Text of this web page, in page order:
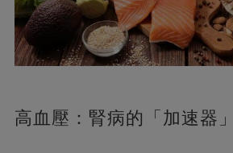
高血壓：腎病的「加速器」